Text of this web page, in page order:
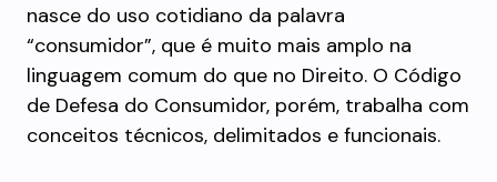
nasce do uso cotidiano da palavra
“consumidor”, que é muito mais amplo na
linguagem comum do que no Direito. O Código
de Defesa do Consumidor, porém, trabalha com
conceitos técnicos, delimitados e funcionais.